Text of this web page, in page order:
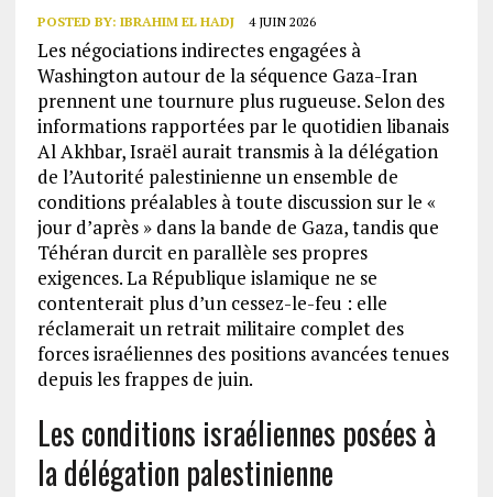
POSTED BY: IBRAHIM EL HADJ 4 JUIN 2026
Les négociations indirectes engagées à
Washington autour de la séquence Gaza-Iran
prennent une tournure plus rugueuse. Selon des
informations rapportées par le quotidien libanais
Al Akhbar, Israël aurait transmis à la délégation
de l’Autorité palestinienne un ensemble de
conditions préalables à toute discussion sur le «
jour d’après » dans la bande de Gaza, tandis que
Téhéran durcit en parallèle ses propres
exigences. La République islamique ne se
contenterait plus d’un cessez-le-feu : elle
réclamerait un retrait militaire complet des
forces israéliennes des positions avancées tenues
depuis les frappes de juin.
Les conditions israéliennes posées à
la délégation palestinienne